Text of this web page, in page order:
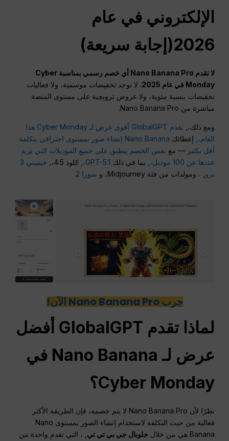
الإلكتروني في عام
2026(إجابة سريعة)
لا تقدم Nano Banana Pro أي خصم رسمي بمناسبة Cyber
Monday في عام 2025.
لا توجد تخفيضات موسمية، ولا فعاليات
تخفيضات بنسبة مئوية، ولا عروض ترويجية على مستوى المنصة
مباشرة من Nano Banana Pro.
ومع ذلك،,
تقدم GlobalGPT أقوى عرض لـ Cyber Monday هذا
العام،, إعطائك
Nano Banana إنشاء صور بمستوى احترافي بتكلفة
أقل بكثير— مع نفس الخصم ينطبق على جميع الموديلات التي يزيد
عددها عن 100 موديل،,
بما في ذلك GPT-5.1،, كلود 4.5،,
جيميني 3
برو , ، ومولدات من فئة Midjourney، و سورا 2.
جرب Nano Banana Pro الآن!
لماذا تقدم GlobalGPT أفضل
عرض لـ Nano Banana في
Cyber Monday؟
نظرًا لأن Nano Banana Pro لا يتم خصمه، فإن الطريقة الأكثر
فعالية من حيث التكلفة لاستخدام إنشاء الصور بمستوى Nano
Banana هي من خلال
جلوبال جي بي تي تي, ، التي تقدم واحدة من